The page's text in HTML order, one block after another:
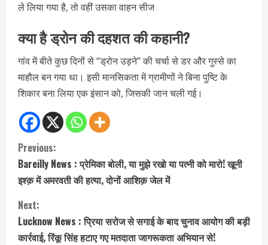
ले लिया गया है, तो वहीं उसका वाहन सीज
क्या है ड्रोन की दहशत की कहानी?
गांव में बीते कुछ दिनों से “ड्रोन उड़ने” की चर्चा से डर और गुस्से का
माहौल बन गया था। इसी मानसिकता में ग्रामीणों ने बिना पुष्टि के
शिकार बना लिया एक इंसान को, जिसकी जान चली गई।
C
o
n
t
Previous:
Bareilly News : प्रेमिका बोली, या मुझे रखो या पत्नी को मारो! खूनी
इश्क़ में अमरवती की हत्या, दोनों आशिक़ जेल में
Next:
Lucknow News : प्रिया सरोज से सगाई के बाद चुनाव आयोग की बड़ी
कार्रवाई, रिंकू सिंह हटाए गए मतदाता जागरूकता अभियान से!